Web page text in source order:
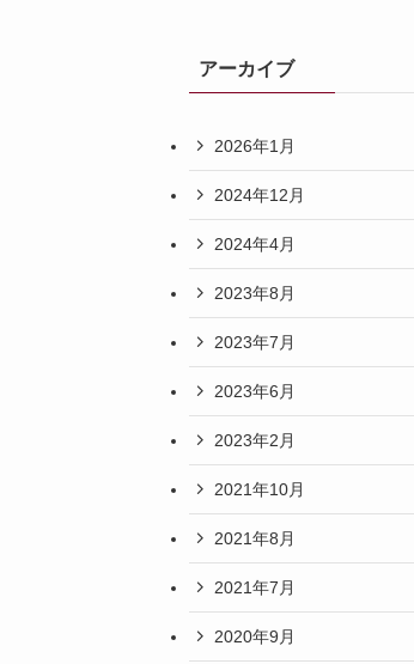
アーカイブ
2026年1月
2024年12月
2024年4月
2023年8月
2023年7月
2023年6月
2023年2月
2021年10月
2021年8月
2021年7月
2020年9月